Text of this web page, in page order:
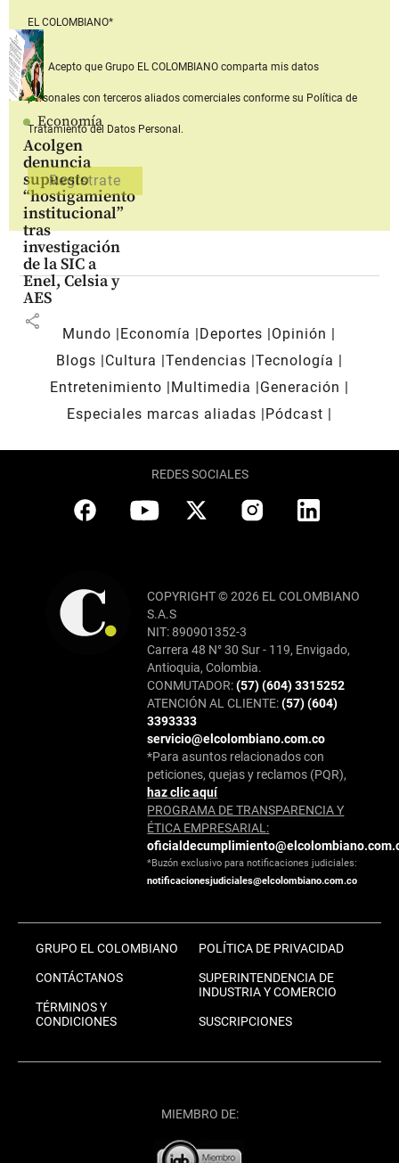
Economía
Acolgen
denuncia
supuesto
“hostigamiento
institucional”
tras
investigación
de la SIC a
Enel, Celsia y
AES
share
EL COLOMBIANO*
Acepto que Grupo EL COLOMBIANOcomparta mis datos
personales con terceros aliados comerciales conforme su Política de
Tratamiento del Datos Personal.
Mundo Economía Deportes
Opinión
Blogs
Cultura Tendencias Tecnología
Entretenimiento
Multimedia
Generación
Especiales marcas aliadas
Pódcast
REDES SOCIALES
COPYRIGHT © 2026 EL COLOMBIANO
S.A.S
NIT: 890901352-3
Carrera 48 N° 30 Sur - 119, Envigado,
Antioquia, Colombia.
CONMUTADOR:(57) (604) 3315252
ATENCIÓN AL CLIENTE:(57) (604)
3393333
servicio@elcolombiano.com.co
*Para asuntos relacionados con
peticiones, quejas y reclamos (PQR),
haz clic aquí
PROGRAMA DE TRANSPARENCIA Y
ÉTICA EMPRESARIAL:
*Buzón exclusivo para notificaciones judiciales:
notificacionesjudiciales@elcolombiano.com.co
GRUPO EL COLOMBIANO
CONTÁCTANOS
TÉRMINOS Y
CONDICIONES
POLÍTICA DE PRIVACIDAD
SUPERINTENDENCIA DE
INDUSTRIA Y COMERCIO
SUSCRIPCIONES
MIEMBRO DE: